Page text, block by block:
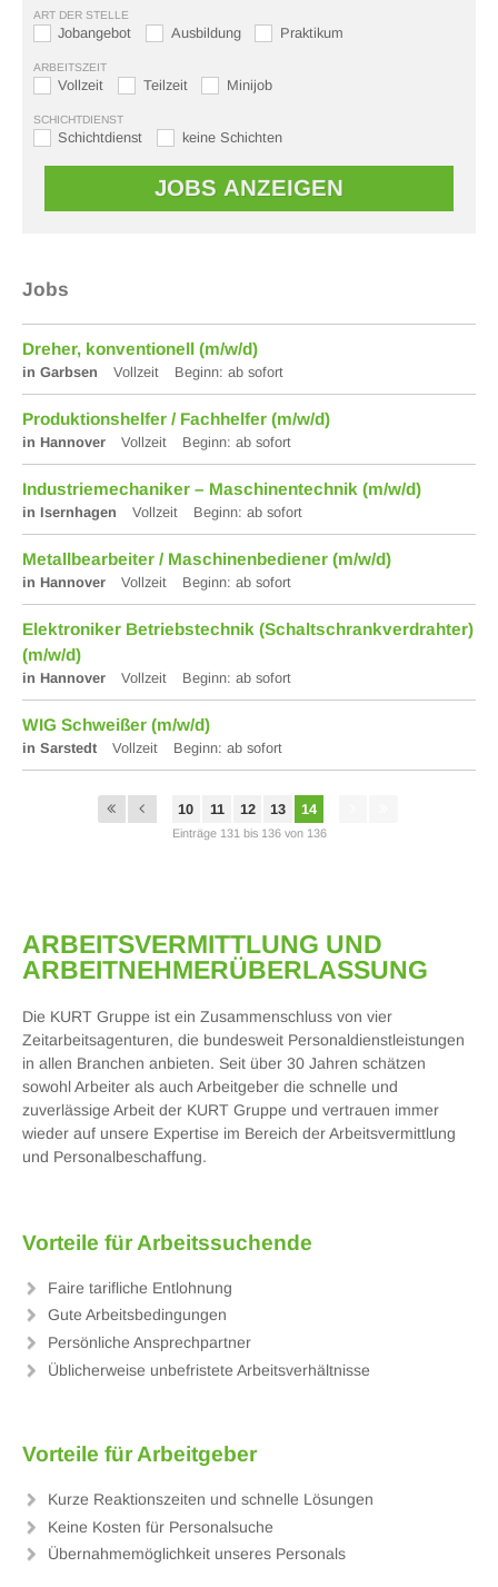
ART DER STELLE
Jobangebot Ausbildung Praktikum
ARBEITSZEIT
Vollzeit Teilzeit Minijob
SCHICHTDIENST
Schichtdienst keine Schichten
Jobs
Dreher, konventionell (m/w/d)
in Garbsen Vollzeit Beginn: ab sofort
Produktionshelfer / Fachhelfer (m/w/d)
in Hannover Vollzeit Beginn: ab sofort
Industriemechaniker – Maschinentechnik (m/w/d)
in Isernhagen Vollzeit Beginn: ab sofort
Metallbearbeiter / Maschinenbediener (m/w/d)
in Hannover Vollzeit Beginn: ab sofort
Elektroniker Betriebstechnik (Schaltschrankverdrahter)
(m/w/d)
in Hannover Vollzeit Beginn: ab sofort
WIG Schweißer (m/w/d)
in Sarstedt Vollzeit Beginn: ab sofort
10 11 12 13 14
Einträge 131 bis 136 von 136
ARBEITS­VERMITTLUNG UND
ARBEITNEHMER­ÜBERLASSUNG
Die KURT Gruppe ist ein Zusammenschluss von vier
Zeitarbeitsagenturen, die bundesweit Personaldienstleistungen
in allen Branchen anbieten. Seit über 30 Jahren schätzen
sowohl Arbeiter als auch Arbeitgeber die schnelle und
zuverlässige Arbeit der KURT Gruppe und vertrauen immer
wieder auf unsere Expertise im Bereich der Arbeitsvermittlung
und Personalbeschaffung.
Vorteile für Arbeitssuchende
Faire tarifliche Entlohnung
Gute Arbeitsbedingungen
Persönliche Ansprechpartner
Üblicherweise unbefristete Arbeitsverhältnisse
Vorteile für Arbeitgeber
Kurze Reaktionszeiten und schnelle Lösungen
Keine Kosten für Personalsuche
Übernahmemöglichkeit unseres Personals